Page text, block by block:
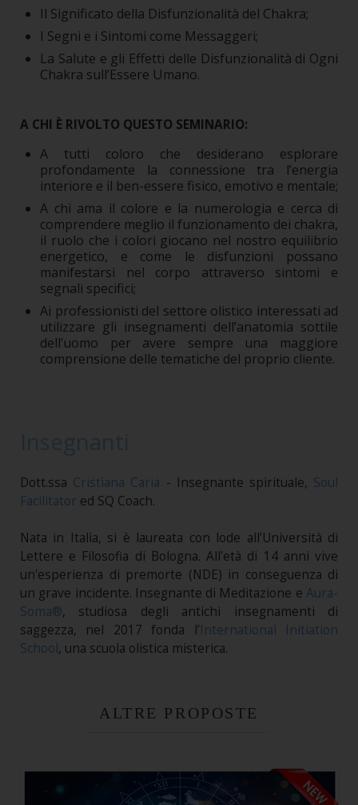
Il Significato della Disfunzionalità del Chakra;
I Segni e i Sintomi come Messaggeri;
La Salute e gli Effetti delle Disfunzionalità di Ogni
Chakra sull’Essere Umano.
A CHI È RIVOLTO QUESTO SEMINARIO:
A tutti coloro che desiderano esplorare
profondamente la connessione tra l’energia
interiore e il ben-essere fisico, emotivo e mentale;
A chi ama il colore e la numerologia e cerca di
comprendere meglio il funzionamento dei chakra,
il ruolo che i colori giocano nel nostro equilibrio
energetico, e come le disfunzioni possano
manifestarsi nel corpo attraverso sintomi e
segnali specifici;
Ai professionisti del settore olistico interessati ad
utilizzare gli insegnamenti dell’anatomia sottile
dell’uomo per avere sempre una maggiore
comprensione delle tematiche del proprio cliente.
Dott.ssa Cristiana Caria - Insegnante spirituale, Soul
Facilitator ed SQ Coach.
Nata in Italia, si è laureata con lode all’Università di
Lettere e Filosofia di Bologna. All'età di 14 anni vive
un'esperienza di premorte (NDE) in conseguenza di
un grave incidente. Insegnante di Meditazione e Aura-
Soma®, studiosa degli antichi insegnamenti di
saggezza, nel 2017 fonda l’International Initiation
School, una scuola olistica misterica.
ALTRE PROPOSTE